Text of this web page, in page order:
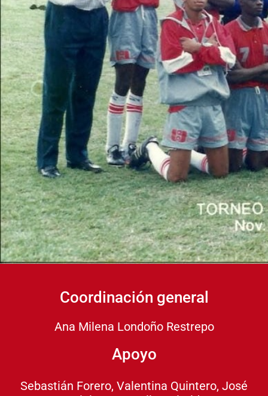
Coordinación general
Ana Milena Londoño Restrepo
Apoyo
Sebastián Forero, Valentina Quintero, José